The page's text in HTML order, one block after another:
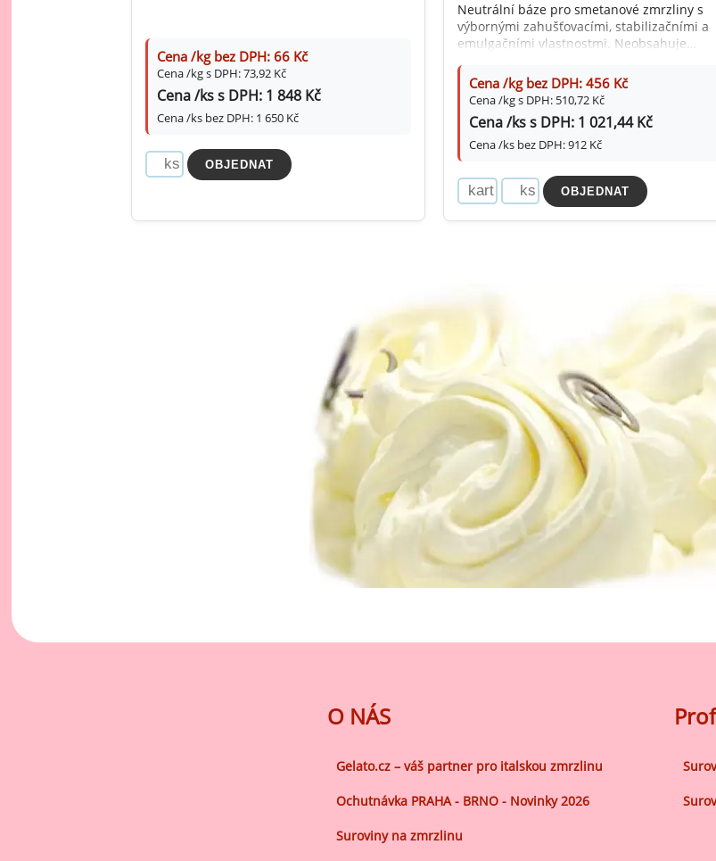
Cena /kg bez DPH: 66 Kč
Cena /kg s DPH: 73,92 Kč
Cena /ks s DPH: 1 848 Kč
Cena /ks bez DPH: 1 650 Kč
Neutrální báze pro smetanové zmrzliny s
výbornými zahušťovacími, stabilizačními a
emulgačními vlastnostmi. Neobsahuje
Cena /kg bez DPH: 456 Kč
Cena /kg s DPH: 510,72 Kč
Cena /ks s DPH: 1 021,44 Kč
Cena /ks bez DPH: 912 Kč
O NÁS
Gelato.cz – váš partner pro italskou zmrzlinu
Ochutnávka PRAHA - BRNO - Novinky 2026
Suroviny na zmrzlinu